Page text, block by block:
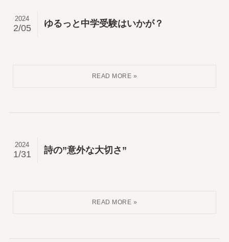
ゆるっと中学受験はいかが？
2024
2/05
詩の”意外な大切さ”
2024
1/31